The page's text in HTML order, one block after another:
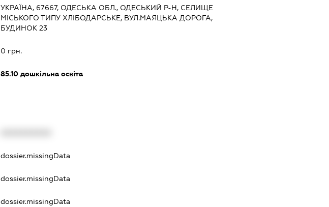
УКРАЇНА, 67667, ОДЕСЬКА ОБЛ., ОДЕСЬКИЙ Р-Н, СЕЛИЩЕ
МІСЬКОГО ТИПУ ХЛІБОДАРСЬКЕ, ВУЛ.МАЯЦЬКА ДОРОГА,
БУДИНОК 23
0 грн.
85.10 дошкільна освіта
dossier.missingData
dossier.missingData
dossier.missingData